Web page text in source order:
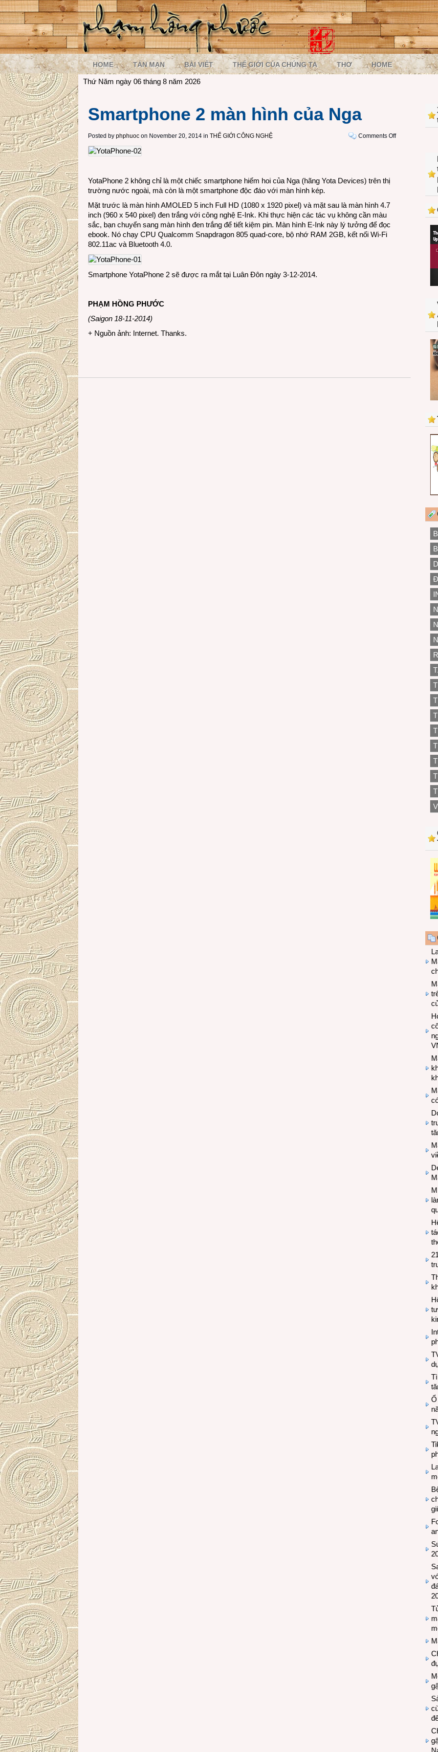
HOME TẢN MẠN BÀI VIẾT THẾ GIỚI CỦA CHÚNG TA THƠ HOME
Thứ Năm ngày 06 tháng 8 năm 2026
Smartphone 2 màn hình của Nga
Posted by phphuoc on November 20, 2014 in THẾ GIỚI CÔNG NGHỆ Comments Offon
YotaPhone 2 không chỉ là một chiếc smartphone hiếm hoi của Nga (hãng Yota Devices) trên thị
trường nước ngoài, mà còn là một smartphone độc đáo với màn hình kép.
Mặt trước là màn hình AMOLED 5 inch Full HD (1080 x 1920 pixel) và mặt sau là màn hình 4.7
inch (960 x 540 pixel) đen trắng với công nghệ E-Ink. Khi thực hiện các tác vụ không cần màu
sắc, bạn chuyển sang màn hình đen trắng để tiết kiệm pin. Màn hình E-Ink này lý tưởng để đọc
ebook. Nó chạy CPU Qualcomm Snapdragon 805 quad-core, bộ nhớ RAM 2GB, kết nối Wi-Fi
802.11ac và Bluetooth 4.0.
Smartphone YotaPhone 2 sẽ được ra mắt tại Luân Đôn ngày 3-12-2014.
PHẠM HỒNG PHƯỚC
(Saigon 18-11-2014)
+ Nguồn ảnh: Internet. Thanks.